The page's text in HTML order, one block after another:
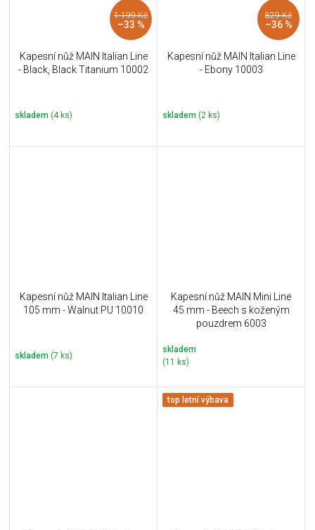
1 199 Kč
–33 %
Kapesní nůž MAIN Italian Line
- Black, Black Titanium 10002
skladem (4 ks)
829 Kč
–36 %
Kapesní nůž MAIN Italian Line
- Ebony 10003
skladem (2 ks)
Kapesní nůž MAIN Italian Line
105 mm - Walnut PU 10010
skladem (7 ks)
Kapesní nůž MAIN Mini Line
45 mm - Beech s koženým
pouzdrem 6003
skladem
(11 ks)
top letní výbava